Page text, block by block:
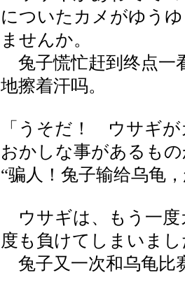
についたカメがゆう
ませんか。
兔子慌忙赶到终点一
地擦着汗吗。
「うそだ！ ウサギ
おかしな事があるも
“骗人！兔子输给乌龟
ウサギは、もう一度
度も負けてしまいま
兔子又一次和乌龟比